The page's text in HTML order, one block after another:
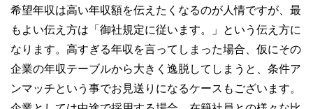
希望年収は高い年収額を伝えたくなるのが人情ですが、最
もよい伝え方は「御社規定に従います。」という伝え方に
なります。高すぎる年収を言ってしまった場合、仮にその
企業の年収テーブルから大きく逸脱してしまうと、条件ア
ンマッチという事でお見送りになるケースもございます。